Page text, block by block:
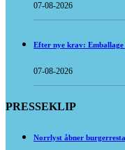
07-08-2026
Efter nye krav:
07-08-2026
PRESSEKLIP
Norrlyst åbner